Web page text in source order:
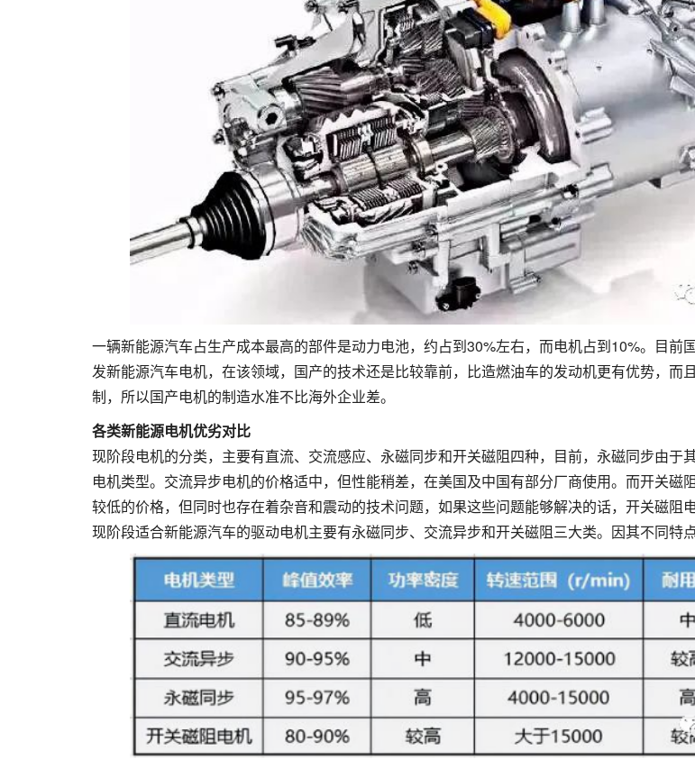
一辆新能源汽车占生产成本最高的部件是动力电池，约占到30%左右，而电机占到10%。目前
发新能源汽车电机，在该领域，国产的技术还是比较靠前，比造燃油车的发动机更有优势，而
制，所以国产电机的制造水准不比海外企业差。
各类新能源电机优劣对比
现阶段电机的分类，主要有直流、交流感应、永磁同步和开关磁阻四种，目前，永磁同步由于
电机类型。交流异步电机的价格适中，但性能稍差，在美国及中国有部分厂商使用。而开关磁
较低的价格，但同时也存在着杂音和震动的技术问题，如果这些问题能够解决的话，开关磁阻
现阶段适合新能源汽车的驱动电机主要有永磁同步、交流异步和开关磁阻三大类。因其不同特